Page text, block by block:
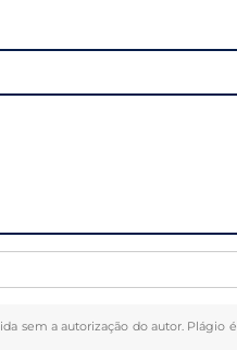
sem a autorização do autor. Plágio é